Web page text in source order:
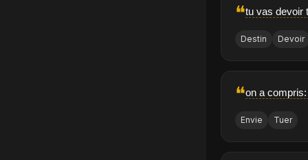
❝tu vas devoir
Destin Devoir
❝on a
Envie Tuer